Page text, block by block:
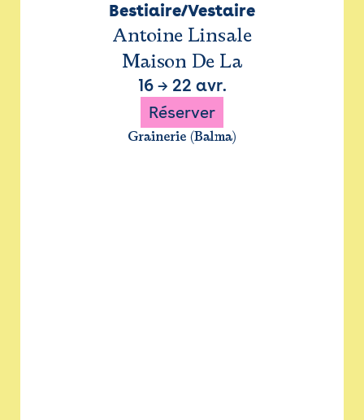
Bestiaire/Vestaire
Antoine Linsale
Maison De La
16→ 22 avr.
Réserver
Grainerie (Balma)